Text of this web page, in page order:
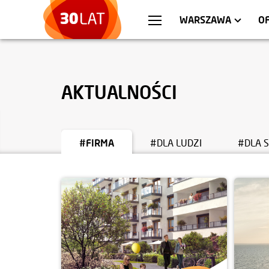
WARSZAWA
WROCŁAW
MIESZKANIA
AKTUALNOŚCI
#FIRMA #DLA LUDZI #DLA